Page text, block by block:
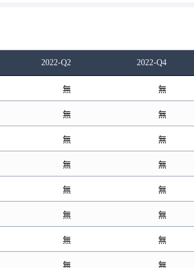
2022-Q2 2022-Q4
無 無
無 無
無 無
無 無
無 無
無 無
無 無
無 無